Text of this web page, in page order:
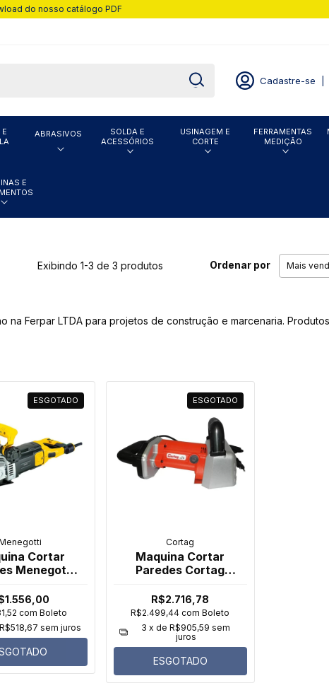
do nosso catálogo PDF
Cadastre-se
ABRASIVOS
SOLDA E
ACESSÓRIOS
USINAGEM E
CORTE
FERRAMENTAS
MEDIÇÃO
E
Exibindo 1-3 de 3 produtos Ordenar por
na Ferpar LTDA para projetos de construção e marcenaria.
ESGOTADO
Cortar
Menegotti
com Boleto
R$518,67 sem juros
ESGOTADO
Cortag
Maquina Cortar
Paredes Cortag
R$2.716,78
R$2.499,44com Boleto
3 x deR$905,59 sem
juros
ESGOTADO